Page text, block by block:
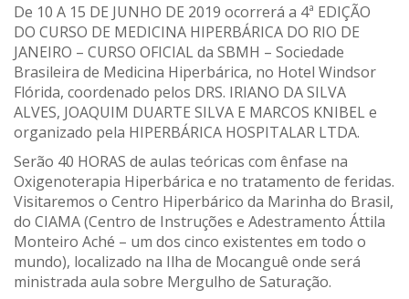
De 10 A 15 DE JUNHO DE 2019 ocorrerá a 4ª EDIÇÃO
DO CURSO DE MEDICINA HIPERBÁRICA DO RIO DE
JANEIRO – CURSO OFICIAL da SBMH – Sociedade
Brasileira de Medicina Hiperbárica, no Hotel Windsor
Flórida, coordenado pelos DRS. IRIANO DA SILVA
ALVES, JOAQUIM DUARTE SILVA E MARCOS KNIBEL e
organizado pela HIPERBÁRICA HOSPITALAR LTDA.
Serão 40 HORAS de aulas teóricas com ênfase na
Oxigenoterapia Hiperbárica e no tratamento de feridas.
Visitaremos o Centro Hiperbárico da Marinha do Brasil,
do CIAMA (Centro de Instruções e Adestramento Áttila
Monteiro Aché – um dos cinco existentes em todo o
mundo), localizado na Ilha de Mocanguê onde será
ministrada aula sobre Mergulho de Saturação.